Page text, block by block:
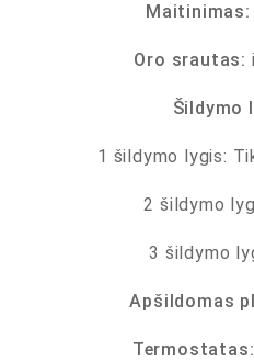
Maitinimas:
Oro srautas:
Šildymo
1 šildymo lygis:
2 šildymo
3 šildymo
Apšildomas
Termostatas: